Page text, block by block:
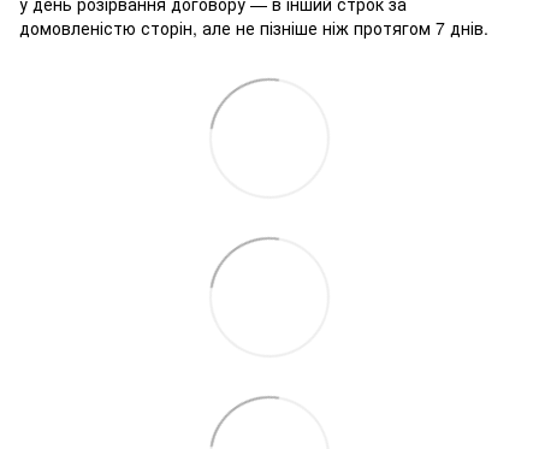
домовленістю сторін, але не пізніше ніж протягом 7 днів.